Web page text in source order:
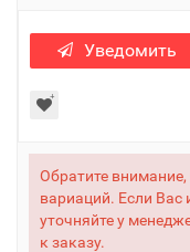
Уведомить
Обратите
вариаций. Если Вас
уточняйте у
к заказу.